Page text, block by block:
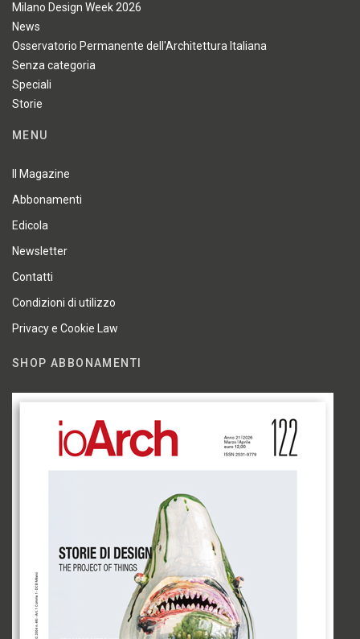
Milano Design Week 2026
News
Osservatorio Permanente dell'Architettura Italiana
Senza categoria
Speciali
Storie
MENU
Il Magazine
Abbonamenti
Edicola
Newsletter
Contatti
Condizioni di utilizzo
Privacy e Cookie Law
SHOP ABBONAMENTI